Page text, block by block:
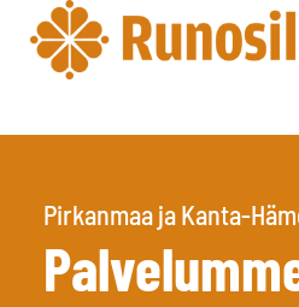
Pirkanmaa ja Kanta-